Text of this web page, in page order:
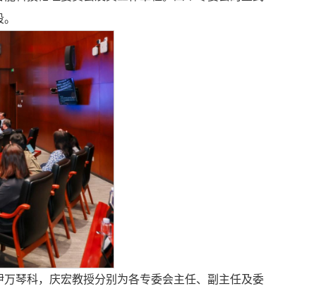
琴科，庆宏教授分别为各专委会主任、副主任及委